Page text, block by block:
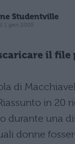
Studentville
1 gen 2005
il file
di
in 20
durante una
donne